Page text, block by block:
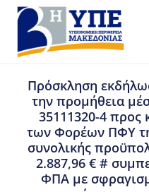
Πρόσκληση
την προμήθεια
35111320-4
των Φορέων ΠΦΥ
συνολικής
2.887,96 € #
ΦΠΑ με